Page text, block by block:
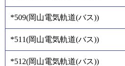
*509(岡山電気軌道(バス))
*511(岡山電気軌道(バス))
*512(岡山電気軌道(バス))